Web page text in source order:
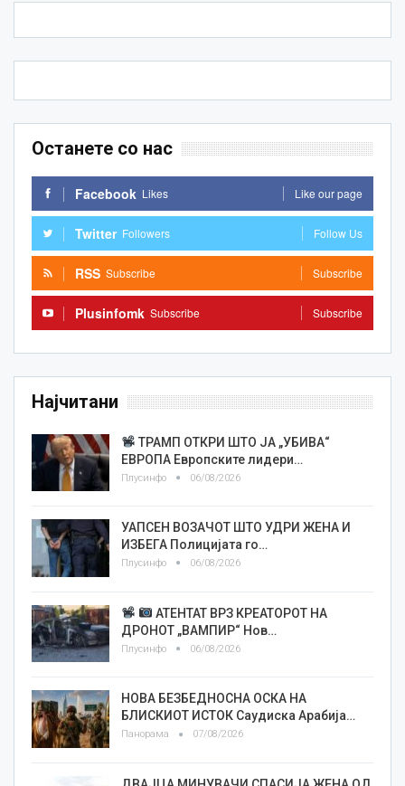
Останете со нас
Facebook Likes Like our page
Twitter Followers Follow Us
RSS Subscribe Subscribe
Plusinfomk Subscribe Subscribe
Најчитани
ТРАМП ОТКРИ ШТО ЈА „УБИВА“
ЕВРОПА Европските лидери…
Плусинфо 06/08/2026
УАПСЕН ВОЗАЧОТ ШТО УДРИ ЖЕНА И
ИЗБЕГА Полицијата го…
Плусинфо 06/08/2026
АТЕНТАТ ВРЗ КРЕАТОРОТ НА
ДРОНОТ „ВАМПИР“ Нов…
Плусинфо 06/08/2026
НОВА БЕЗБЕДНОСНА ОСКА НА
БЛИСКИОТ ИСТОК Саудиска Арабија…
Панорама 07/08/2026